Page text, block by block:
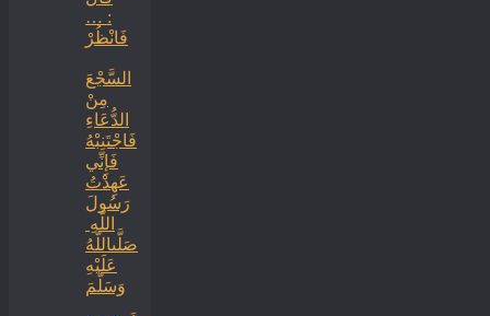
: …
فَانْظُرْ
السَّجْعَ
‏‏مِنْ
الدُّعَاءِ
فَاجْتَنِبْهُ
فَإِنِّي
عَهِدْتُ
رَسُولَ
اللَّهِ ‏
‏صَلَّىاللَّهُ
عَلَيْهِ
وَسَلَّمَ